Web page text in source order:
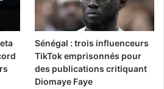
Sénégal : trois influenceurs
TikTok emprisonnés pour
des publications critiquant
Diomaye Faye